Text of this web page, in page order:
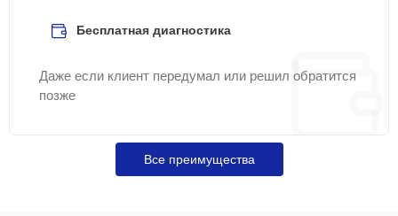
Бесплатная диагностика
Даже если клиент передумал или решил обратится
позже
Все преимущества